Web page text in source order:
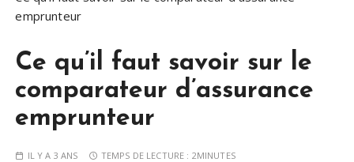
emprunteur
Ce qu’il faut savoir sur le
comparateur d’assurance
emprunteur
IL Y A 3 ANS TEMPS DE LECTURE : 2MINUTES